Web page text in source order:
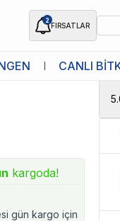
2
FIRSATLAR
CANLI
kargoda!
gün kargo için
★